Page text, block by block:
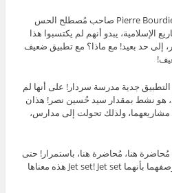
المُهم، كما قلت لكم بيير بورديو Pierre Bourdieu صاحب مُصطلح الحس
الإسلامية، يبدو أنهم لم يكتسبوا هذا
إلى حد بعيد! مع ماذا؟ مع تطبيق ضعيف
التطبيق جدية مدرسة سردار! على أنها لم
هو نشط بمقدار سيد حُسين نصر! هذان
مشاريعهما، ولذلك تحولت إلى مدارس،
هنا، مُحاضرة هنا، باستمرار! حتى
سماهم أحد المُفكرين الغربيين، ووصفهما بأنهما Jet set! Jet set هذه معناها